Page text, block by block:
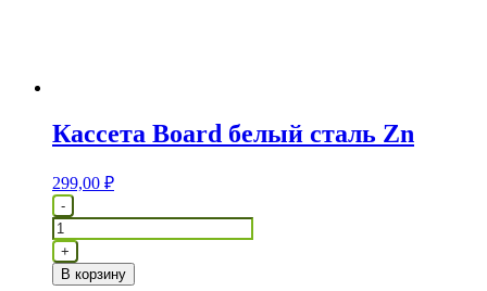
Кассета Воаrd белый сталь Zn
299,00 ₽
Количество
товара
Кассета
Воаrd
белый
-
+
В корзину